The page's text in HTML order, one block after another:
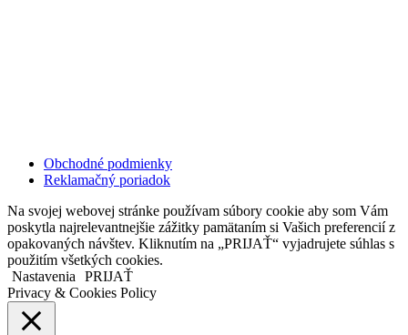
Obchodné podmienky
Reklamačný poriadok
Na svojej webovej stránke používam súbory cookie aby som Vám
poskytla najrelevantnejšie zážitky pamätaním si Vašich preferencií z
opakovaných návštev. Kliknutím na „PRIJAŤ“ vyjadrujete súhlas s
použitím všetkých cookies.
Nastavenia
PRIJAŤ
Privacy & Cookies Policy